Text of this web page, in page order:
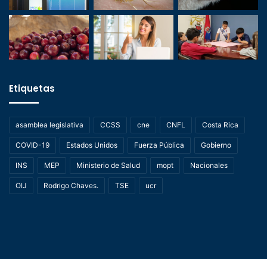
Etiquetas
asamblea legislativa CCSS cne CNFL Costa Rica
COVID-19 Estados Unidos Fuerza Pública Gobierno
INS MEP Ministerio de Salud mopt Nacionales
OIJ Rodrigo Chaves. TSE ucr